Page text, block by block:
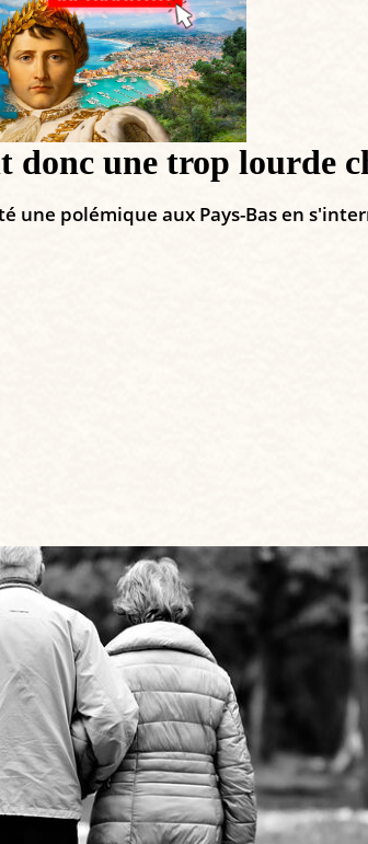
donc une trop lourde
une polémique aux Pays-Bas en